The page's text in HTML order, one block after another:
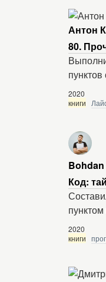
Антон
80.
2020
книги
Код:
2020
книги